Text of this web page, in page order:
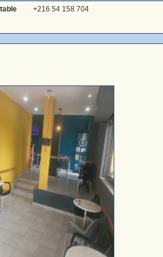
+216 54 158 704